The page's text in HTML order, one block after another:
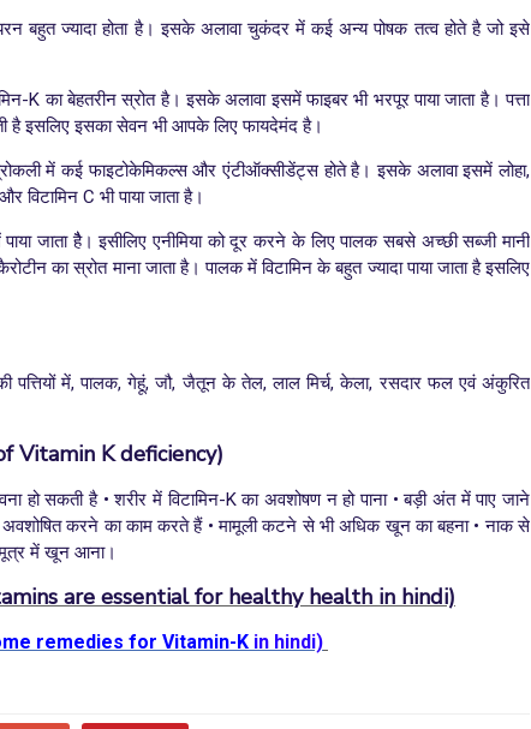
बहुत ज्यादा होता है।इसके अलावा चुकंदर में कई अन्य पोषक तत्व होते है जो इसे
K का बेहतरीन स्रोत है।इसके अलावा इसमें फाइबर भी भरपूर पाया जाता है। पत्ता
है इसलिए इसका सेवन भी आपके लिए फायदेमंद है।
में कई फाइटोकेमिकल्स और एंटीऑक्सीडेंट्स होते है।इसके अलावा इसमें लोहा,
विटामिन C भी पाया जाता है।
जाता हैै।इसीलिए एनीमिया को दूर करने के लिए पालक सबसे अच्छी सब्जी मानी
का स्रोत माना जाता है। पालक में विटामिन के बहुत ज्यादा पाया जाता है इसलिए
में, पालक, गेहूं, जौ, जैतून के तेल, लाल मिर्च, केला, रसदार फल एवं अंकुरित
Vitamin K deficiency)
हो सकती है •शरीर में विटामिन-K का अवशोषण न हो पाना •बड़ी अंत में पाए जाने
अवशोषित करने का काम करते हैं •मामूली कटने से भी अधिक खून का बहना •नाक से
में खून आना।
are essential for healthy health in hindi)
remedies for Vitamin-K in hindi)